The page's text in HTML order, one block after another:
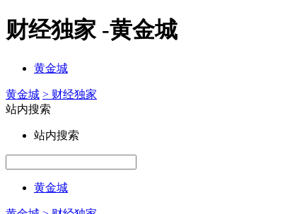
财经独家 -黄金城
黄金城
黄金城 > 财经独家
站内搜索
站内搜索
黄金城